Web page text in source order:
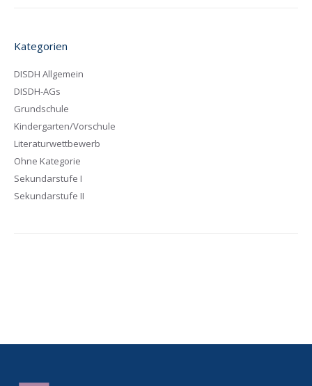
Kategorien
DISDH Allgemein
DISDH-AGs
Grundschule
Kindergarten/Vorschule
Literaturwettbewerb
Ohne Kategorie
Sekundarstufe I
Sekundarstufe II